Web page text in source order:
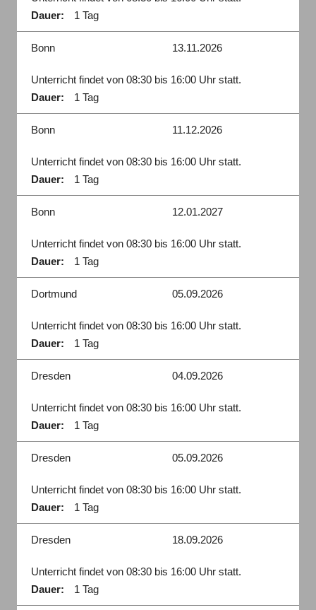
Dauer:
1 Tag
Bonn 13.11.2026
Unterricht findet von 08:30 bis 16:00 Uhr statt.
Dauer:
1 Tag
Bonn 11.12.2026
Unterricht findet von 08:30 bis 16:00 Uhr statt.
Dauer:
1 Tag
Bonn 12.01.2027
Unterricht findet von 08:30 bis 16:00 Uhr statt.
Dauer:
1 Tag
Dortmund 05.09.2026
Unterricht findet von 08:30 bis 16:00 Uhr statt.
Dauer:
1 Tag
Dresden 04.09.2026
Unterricht findet von 08:30 bis 16:00 Uhr statt.
Dauer:
1 Tag
Dresden 05.09.2026
Unterricht findet von 08:30 bis 16:00 Uhr statt.
Dauer:
1 Tag
Dresden 18.09.2026
Unterricht findet von 08:30 bis 16:00 Uhr statt.
Dauer:
1 Tag